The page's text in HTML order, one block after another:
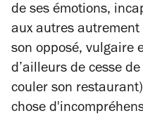
de ses émotions,
aux autres
son opposé, vulgaire
d’ailleurs de cesse
couler son
chose